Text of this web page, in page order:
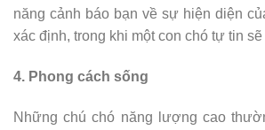
năng cảnh báo bạn về sự hiện diện
xác định, trong khi một con chó tự tin
4. Phong cách sống
Những chú chó năng lượng cao